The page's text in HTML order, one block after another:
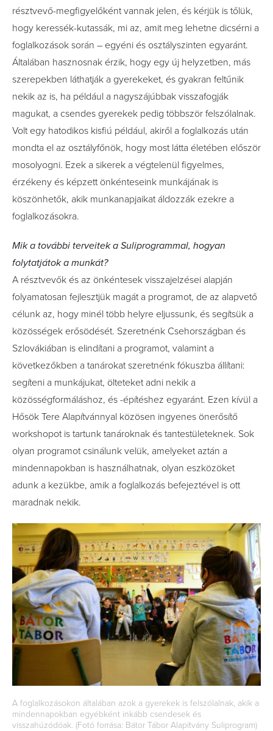
résztvevő-megfigyelőként vannak jelen, és kérjük is tőlük,
hogy keressék-kutassák, mi az, amit meg lehetne dicsérni a
foglalkozások során – egyéni és osztályszinten egyaránt.
Általában hasznosnak érzik, hogy egy új helyzetben, más
szerepekben láthatják a gyerekeket, és gyakran feltűnik
nekik az is, ha például a nagyszájúbbak visszafogják
magukat, a csendes gyerekek pedig többször felszólalnak.
Volt egy hatodikos kisfiú például, akiről a foglalkozás után
mondta el az osztályfőnök, hogy most látta életében először
mosolyogni. Ezek a sikerek a végtelenül figyelmes,
érzékeny és képzett önkénteseink munkájának is
köszönhetők, akik munkanapjaikat áldozzák ezekre a
foglalkozásokra.
Mik a további terveitek a Suliprogrammal, hogyan
folytatjátok a munkát?
A résztvevők és az önkéntesek visszajelzései alapján
folyamatosan fejlesztjük magát a programot, de az alapvető
célunk az, hogy minél több helyre eljussunk, és segítsük a
közösségek erősödését. Szeretnénk Csehországban és
Szlovákiában is elindítani a programot, valamint a
következőkben a tanárokat szeretnénk fókuszba állítani:
segíteni a munkájukat, ölteteket adni nekik a
közösségformáláshoz, és -építéshez egyaránt. Ezen kívül a
Hősök Tere Alapítvánnyal közösen ingyenes önerősítő
workshopot is tartunk tanároknak és tantestületeknek. Sok
olyan programot csinálunk velük, amelyeket aztán a
mindennapokban is használhatnak, olyan eszközöket
adunk a kezükbe, amik a foglalkozás befejeztével is ott
maradnak nekik.
A foglalkozásokon általában azok a gyerekek is felszólalnak, akik a
mindennapokban egyébként inkább csendesek és
visszahúzódóak. (Fotó forrása: Bátor Tábor Alapítvány Suliprogram)